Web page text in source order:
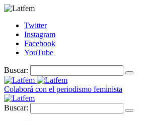
Twitter
Instagram
Facebook
YouTube
Buscar:
Colaborá con el periodismo feminista
Buscar: